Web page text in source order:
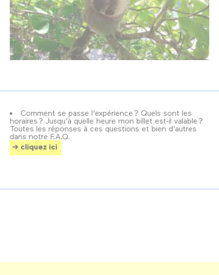
Comment se passe l'expérience ? Quels sont les
horaires ? Jusqu'à quelle heure mon billet est-il valable ?
Toutes les réponses à ces questions et bien d'autres
dans notre F.A.Q.
cliquez ici